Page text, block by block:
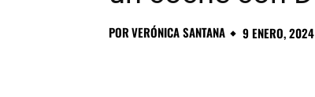
PORVERÓNICA SANTANA 9 ENERO,